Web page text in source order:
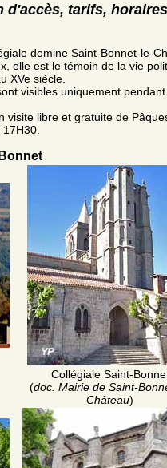
d'accès, tarifs, horaires
domine Saint-Bonnet-le-
elle est le témoin de la vie
XVe siècle.
visibles uniquement
visite libre et gratuite de
Collégiale Saint-
(doc. Mairie de Saint-
Château)